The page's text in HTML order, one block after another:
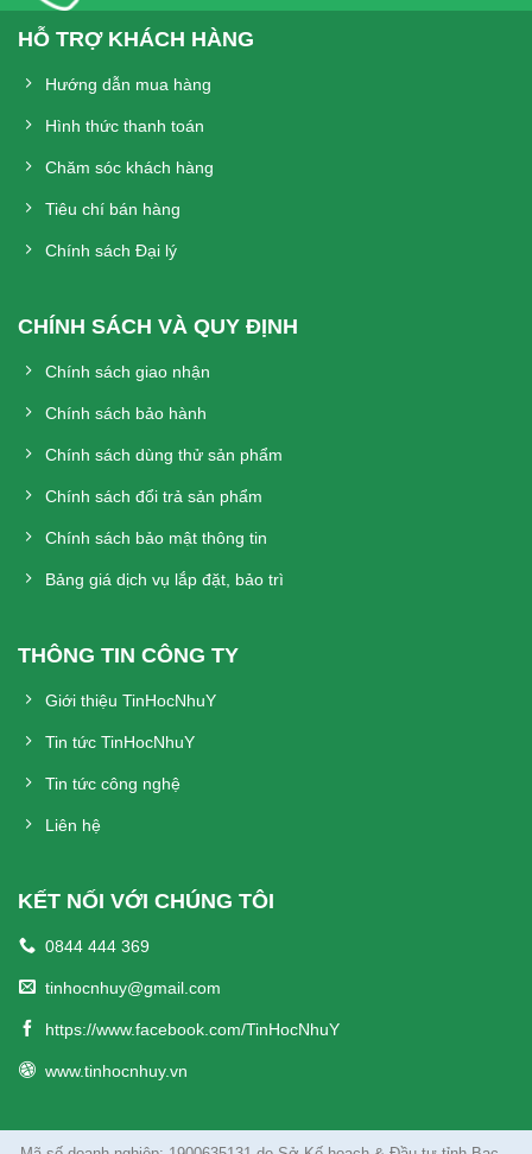
HỖ TRỢ KHÁCH HÀNG
Hướng dẫn mua hàng
Hình thức thanh toán
Chăm sóc khách hàng
Tiêu chí bán hàng
Chính sách Đại lý
CHÍNH SÁCH VÀ QUY ĐỊNH
Chính sách giao nhận
Chính sách bảo hành
Chính sách dùng thử sản phẩm
Chính sách đổi trả sản phẩm
Chính sách bảo mật thông tin
Bảng giá dịch vụ lắp đặt, bảo trì
THÔNG TIN CÔNG TY
Giới thiệu TinHocNhuY
Tin tức TinHocNhuY
Tin tức công nghệ
Liên hệ
KẾT NỐI VỚI CHÚNG TÔI
0844 444 369
tinhocnhuy@gmail.com
https://www.facebook.com/TinHocNhuY
www.tinhocnhuy.vn